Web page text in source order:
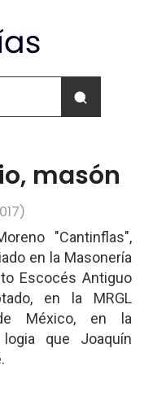
masón
"Cantinflas",
en la Masonería
Escocés Antiguo
en la MRGL
México, en la
que Joaquín